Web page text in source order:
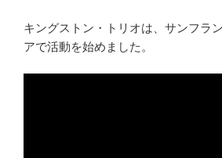
キングストン・トリオは、サンフラ
アで活動を始めました。